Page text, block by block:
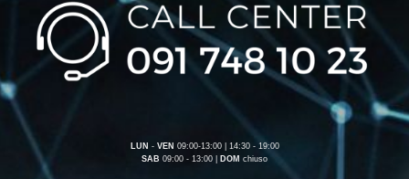
LUN - VEN 09:00-13:00 | 14:30 - 19:00
SAB 09:00 - 13:00 | DOM chiuso